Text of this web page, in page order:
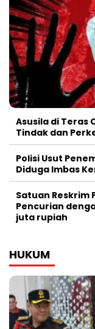
Asusila di Teras
Tindak dan
Polisi Usut
Diduga Imbas
Satuan Reskrim
Pencurian
juta rupiah
HUKUM